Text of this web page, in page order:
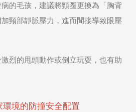
的毛孩，建議將頸圈更換為「胸背
頸部靜脈壓力，進而間接導致眼壓
烈的甩頭動作或倒立玩耍，也有助
環境的防撞安全配置